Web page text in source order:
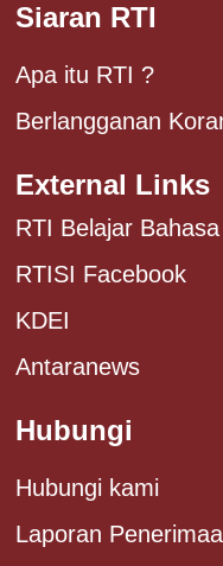
Siaran RTI
Apa itu RTI ?
Berlangganan
External Links
RTI Belajar
RTISI Facebook
KDEI
Antaranews
Hubungi
Hubungi kami
Laporan